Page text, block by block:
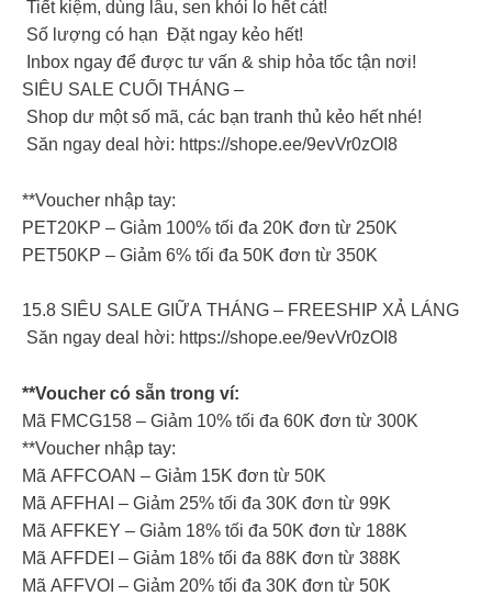
Tiết kiệm, dùng lâu, sen khỏi lo hết cát!
Số lượng có hạn Đặt ngay kẻo hết!
Inbox ngay để được tư vấn & ship hỏa tốc tận nơi!
SIÊU SALE CUỐI THÁNG –
Shop dư một số mã, các bạn tranh thủ kẻo hết nhé!
Săn ngay deal hời: https://shope.ee/9evVr0zOI8
**Voucher nhập tay:
PET20KP – Giảm 100% tối đa 20K đơn từ 250K
PET50KP – Giảm 6% tối đa 50K đơn từ 350K
15.8 SIÊU SALE GIỮA THÁNG – FREESHIP XẢ LÁNG
Săn ngay deal hời: https://shope.ee/9evVr0zOI8
**Voucher có sẵn trong ví:
Mã FMCG158 – Giảm 10% tối đa 60K đơn từ 300K
**Voucher nhập tay:
Mã AFFCOAN – Giảm 15K đơn từ 50K
Mã AFFHAI – Giảm 25% tối đa 30K đơn từ 99K
Mã AFFKEY – Giảm 18% tối đa 50K đơn từ 188K
Mã AFFDEI – Giảm 18% tối đa 88K đơn từ 388K
Mã AFFVOI – Giảm 20% tối đa 30K đơn từ 50K